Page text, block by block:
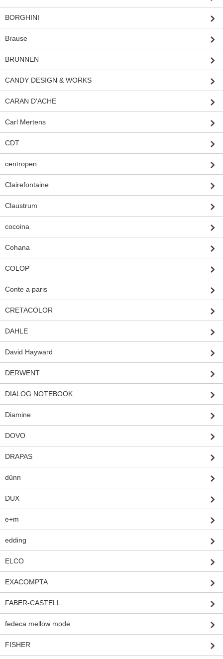
BORGHINI
Brause
BRUNNEN
CANDY DESIGN & WORKS
CARAN D'ACHE
Carl Mertens
CDT
centropen
Clairefontaine
Claustrum
cocoina
Cohana
COLOP
Conte a paris
CRETACOLOR
DAHLE
David Hayward
DERWENT
DIALOG NOTEBOOK
Diamine
DOVO
DRAPAS
dünn
DUX
e+m
edding
ELCO
EXACOMPTA
FABER-CASTELL
fedeca mellow mode
FISHER